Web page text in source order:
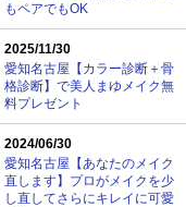
もペアでもOK
2025/11/30
愛知名古屋【カラー診断＋骨
格診断】で美人まゆメイク無
料プレゼント
2024/06/30
愛知名古屋【あなたのメイク
直します】プロがメイクを少
し直してさらにキレイに可愛